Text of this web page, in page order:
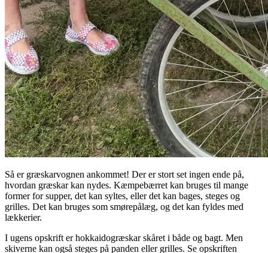
Så er græskarvognen ankommet! Der er stort set ingen ende på,
hvordan græskar kan nydes. Kæmpebærret kan bruges til mange
former for supper, det kan syltes, eller det kan bages, steges og
grilles. Det kan bruges som smørepålæg, og det kan fyldes med
lækkerier.
I ugens opskrift er hokkaidogræskar skåret i både og bagt. Men
skiverne kan også steges på panden eller grilles. Se opskriften